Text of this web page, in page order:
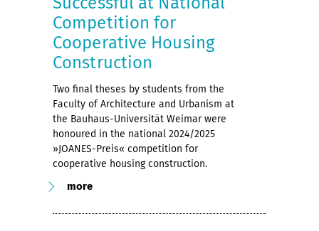
Competition for
Cooperative Housing
Construction
Two final theses by students from the
Faculty of Architecture and Urbanism at
the Bauhaus-Universität Weimar were
honoured in the national 2024/2025
»JOANES-Preis« competition for
cooperative housing construction.
more